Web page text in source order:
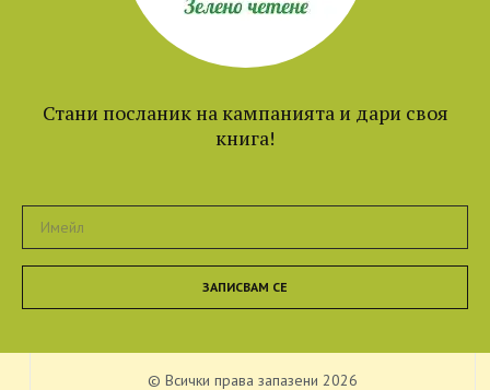
Стани посланик на кампанията и дари своя
книга!
ЗАПИСВАМ СЕ
© Всички права запазени 2026